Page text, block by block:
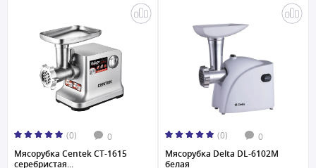
(0) 0
Мясорубка Centek CT-1615
серебристая...
(0) 0
Мясорубка Delta DL-6102M
белая